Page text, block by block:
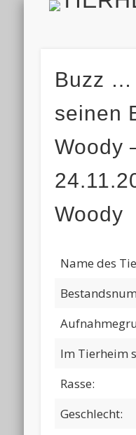
Buzz …
seinen
Woody
Woody
Name des
Im Tierheim
Rasse:
Geschlecht: